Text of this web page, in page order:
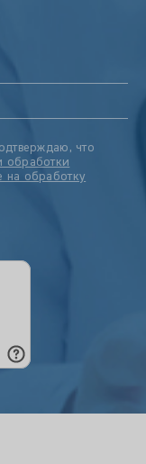
что
обработки
на обработку